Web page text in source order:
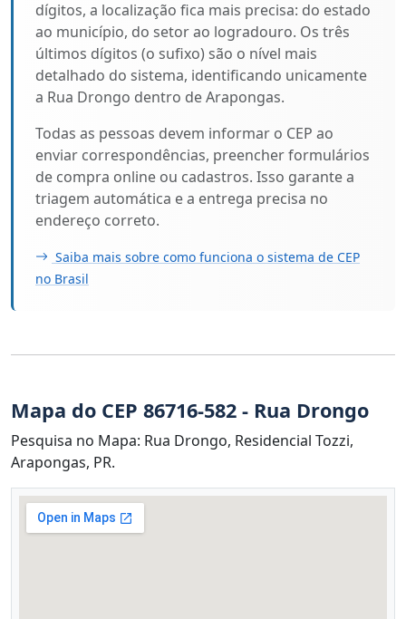
dígitos, a localização fica mais precisa: do estado
ao município, do setor ao logradouro. Os três
últimos dígitos (o sufixo) são o nível mais
detalhado do sistema, identificando unicamente
a Rua Drongo dentro de Arapongas.
Todas as pessoas devem informar o CEP ao
enviar correspondências, preencher formulários
de compra online ou cadastros. Isso garante a
triagem automática e a entrega precisa no
endereço correto.
Saiba mais sobre como funciona o sistema de CEP
no Brasil
Mapa do CEP 86716-582 - Rua Drongo
Pesquisa no Mapa: Rua Drongo, Residencial Tozzi,
Arapongas, PR.